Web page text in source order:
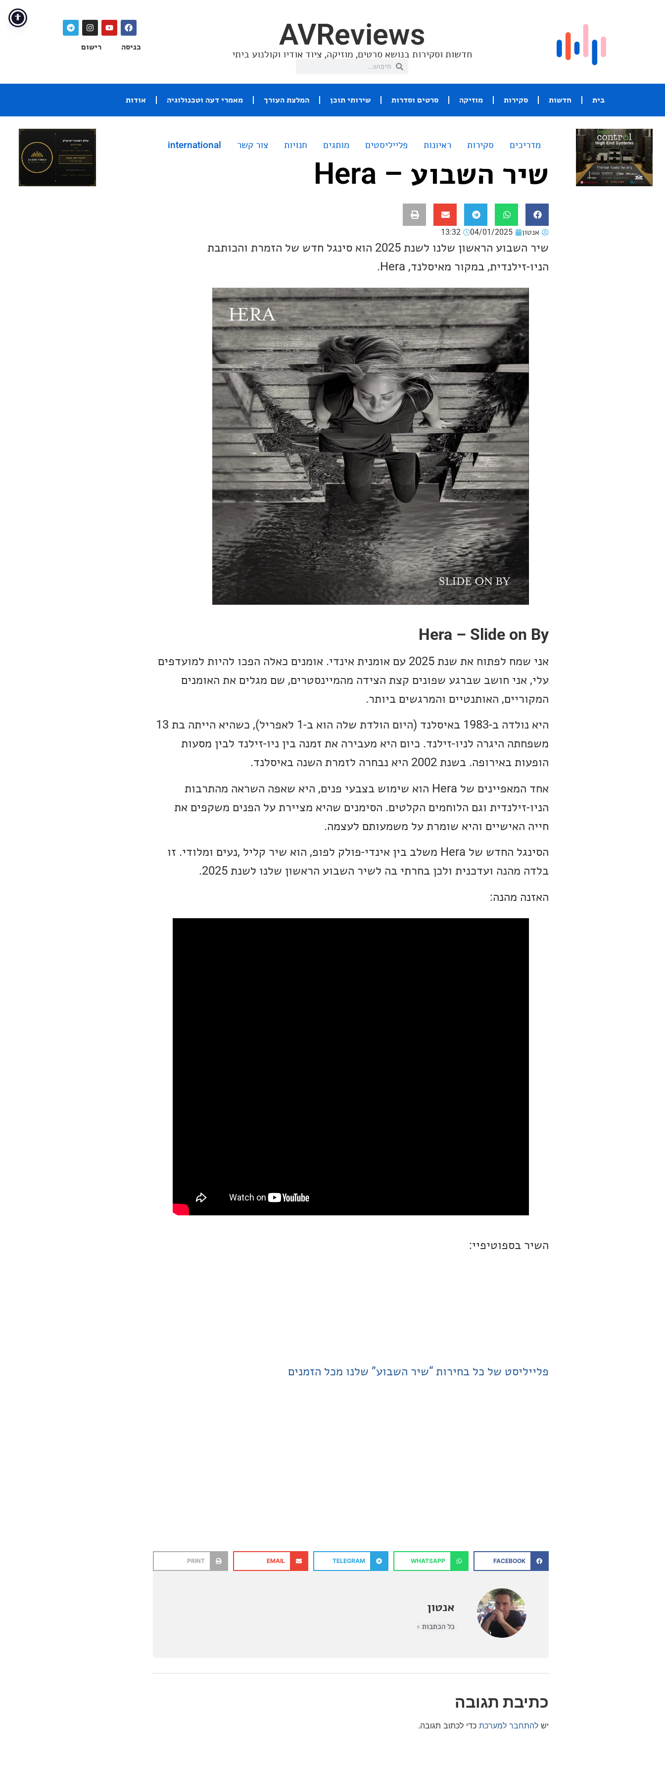
AVReviews
חדשות וסקירות בנושא סרטים, מוזיקה, ציוד אודיו וקולנוע ביתי
כניסה רישום
בית חדשות סקירות מוזיקה סרטים וסדרות שירותי תוכן המלצת העורך מאמרי דעה וטכנולוגיה אודות
מדריכים סקירות ראיונות פלייליסטים מותגים חנויות צור קשר international
שיר השבוע – Hera
אנטון 04/01/2025
13:32
שיר השבוע הראשון שלנו לשנת 2025 הוא סינגל חדש של הזמרת והכותבת
הניו-זילנדית, במקור מאיסלנד, Hera.
Hera – Slide on By
אני שמח לפתוח את שנת 2025 עם אומנית אינדי. אומנים כאלה הפכו להיות למועדפים
עלי, אני חושב שברגע שפונים קצת הצידה מהמיינסטרים, שם מגלים את האומנים
המקוריים, האותנטיים והמרגשים ביותר.
היא נולדה ב-1983 באיסלנד (היום הולדת שלה הוא ב-1 לאפריל), כשהיא הייתה בת 13
משפחתה היגרה לניו-זילנד. כיום היא מעבירה את זמנה בין ניו-זילנד לבין מסעות
הופעות באירופה. בשנת 2002 היא נבחרה לזמרת השנה באיסלנד.
אחד המאפיינים של Hera הוא שימוש בצבעי פנים, היא שאפה השראה מהתרבות
הניו-זילנדית וגם הלוחמים הקלטים. הסימנים שהיא מציירת על הפנים משקפים את
חייה האישיים והיא שומרת על משמעותם לעצמה.
הסינגל החדש של Hera משלב בין אינדי-פולק לפופ, הוא שיר קליל ,נעים ומלודי. זו
בלדה מהנה ועדכנית ולכן בחרתי בה לשיר השבוע הראשון שלנו לשנת 2025.
האזנה מהנה:
השיר בספוטיפיי:
פלייליסט של כל בחירות “שיר השבוע” שלנו מכל הזמנים
FACEBOOK
WHATSAPP
TELEGRAM
EMAIL
PRINT
אנטון
כל הכתבות »
כתיבת תגובה
ישלהתחבר למערכת כדי לכתוב תגובה.